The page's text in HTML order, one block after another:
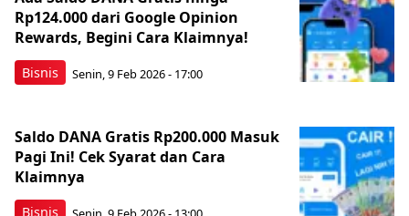
Bisnis
Rp124.000 dari Google Opinion
Rewards, Begini Cara Klaimnya!
Senin, 9 Feb 2026 - 17:00
Bisnis
Saldo DANA Gratis Rp200.000 Masuk
Pagi Ini! Cek Syarat dan Cara
Klaimnya